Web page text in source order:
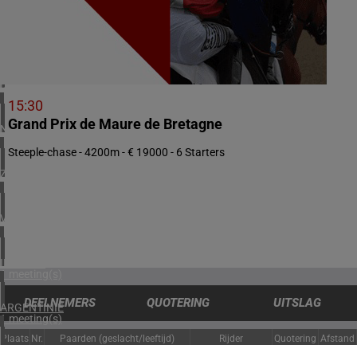
DENEMARKEN
1 meeting(s)
NOORWEGEN
1 meeting(s)
ZUID-AFRIKA
1 meeting(s)
VERENIGD KONINKRIJK
2 meeting(s)
IERLAND
1 meeting(s)
ARGENTINIË
1 meeting(s)
15:30
Grand Prix de Maure de Bretagne
Steeple-chase - 4200m - € 19000 - 6 Starters
DEELNEMERS QUOTERING UITSLAG
Plaats Nr. Paarden (geslacht/leeftijd) Rijder Quotering Afstand